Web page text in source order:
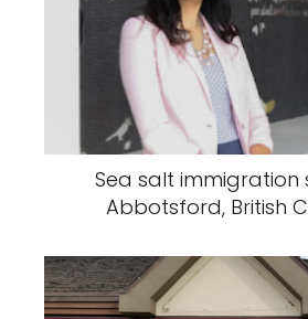
Sea salt immigration
Abbotsford, British